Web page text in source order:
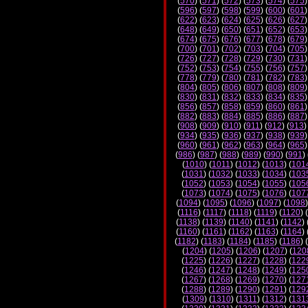
(596) (597) (598) (599) (600) (601
(622) (623) (624) (625) (626) (627
(648) (649) (650) (651) (652) (653
(674) (675) (676) (677) (678) (679
(700) (701) (702) (703) (704) (705
(726) (727) (728) (729) (730) (731
(752) (753) (754) (755) (756) (757
(778) (779) (780) (781) (782) (783
(804) (805) (806) (807) (808) (809
(830) (831) (832) (833) (834) (835
(856) (857) (858) (859) (860) (861
(882) (883) (884) (885) (886) (887
(908) (909) (910) (911) (912) (913)
(934) (935) (936) (937) (938) (939
(960) (961) (962) (963) (964) (965
(986) (987) (988) (989) (990) (991)
(1010) (1011) (1012) (1013) (
(1031) (1032) (1033) (1034) (
(1052) (1053) (1054) (1055) (
(1073) (1074) (1075) (1076) (
(1094) (1095) (1096) (1097) (1098
(1116) (1117) (1118) (1119) (1120) (
(1138) (1139) (1140) (1141) (1142)
(1160) (1161) (1162) (1163) (1164)
(1182) (1183) (1184) (1185) (1186) (
(1204) (1205) (1206) (1207) (
(1225) (1226) (1227) (1228) (
(1246) (1247) (1248) (1249) (
(1267) (1268) (1269) (1270) (
(1288) (1289) (1290) (1291) (
(1309) (1310) (1311) (1312) (